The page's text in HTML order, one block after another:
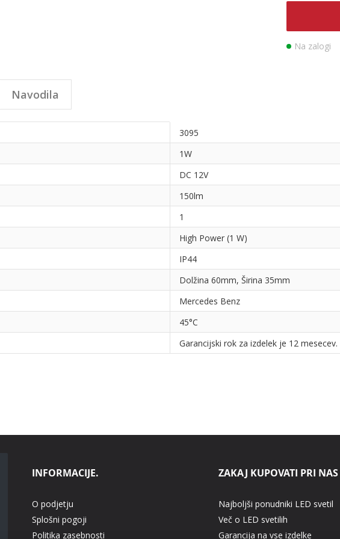
Na zalogi
3095
1W
DC 12V
150lm
1
High Power (1 W)
IP44
Dolžina 60mm, Širina 35mm
Mercedes Benz
45°C
Garancijski rok za izdelek je 12 mesecev.
Navodila
INFORMACIJE.
O podjetju
Splošni pogoji
Politika zasebnosti
ZAKAJ KUPOVATI PRI NAS
Najboljši ponudniki LED svetil
Več o LED svetilih
Garancija na vse izdelke